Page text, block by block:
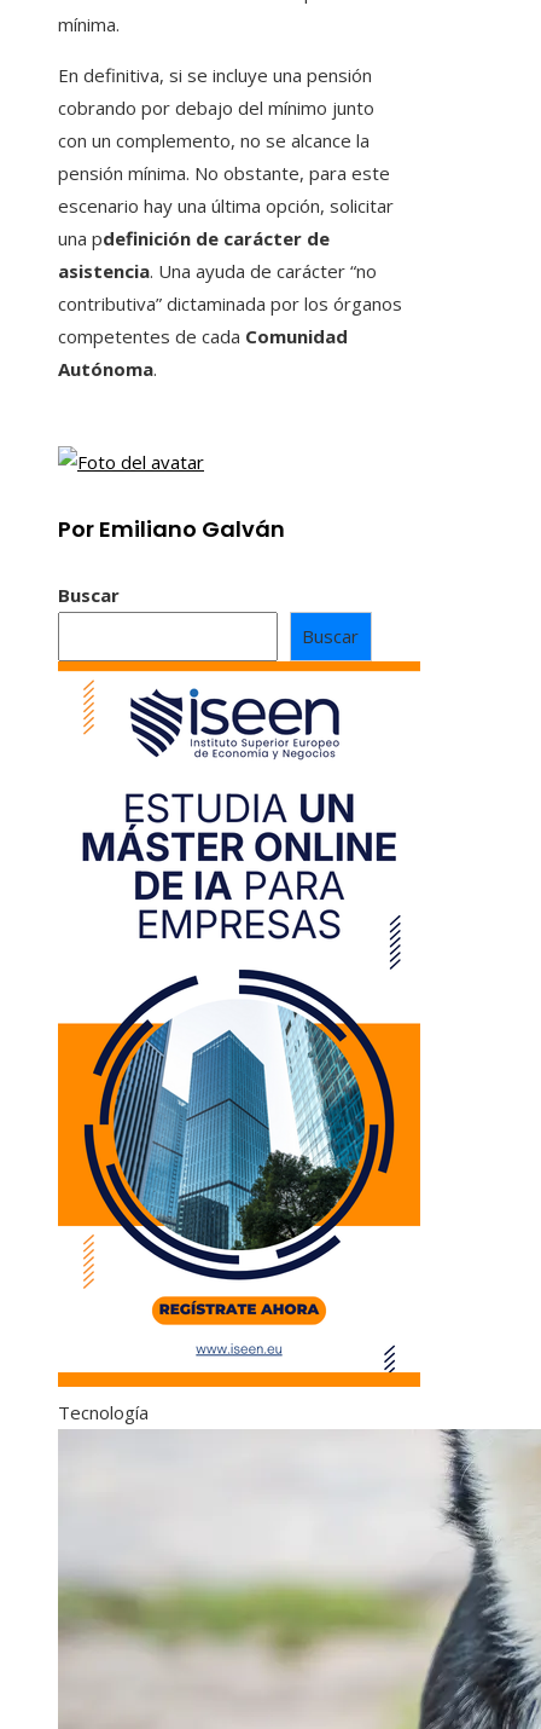
mínima.
En definitiva, si se incluye una pensión
cobrando por debajo del mínimo junto
con un complemento, no se alcance la
pensión mínima. No obstante, para este
escenario hay una última opción, solicitar
una pdefinición de carácter de
asistencia. Una ayuda de carácter “no
contributiva” dictaminada por los órganos
competentes de cada Comunidad
Autónoma.
Por Emiliano Galván
Buscar
Buscar
Tecnología